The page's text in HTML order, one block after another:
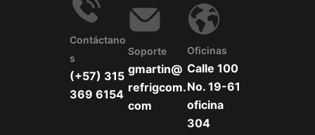
Contáctano
S
(+57) 315
369 6154
Soporte
gmartin@
refrigcom.
com
Oficinas
Calle 100
No. 19-61
oficina
304